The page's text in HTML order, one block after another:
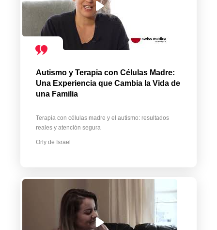
Autismo y Terapia con Células Madre:
Una Experiencia que Cambia la Vida de
una Familia
Terapia con células madre y el autismo: resultados
reales y atención segura
Orly de Israel